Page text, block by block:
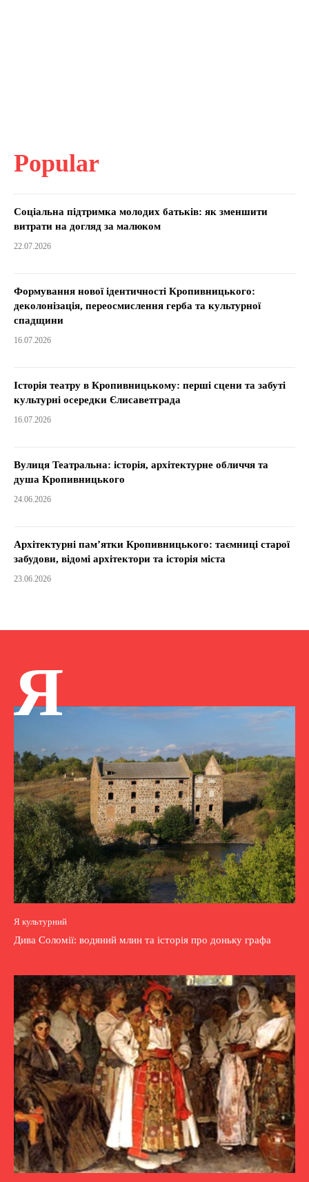
Popular
Соціальна підтримка молодих батьків: як зменшити
витрати на догляд за малюком
22.07.2026
Формування нової ідентичності Кропивницького:
деколонізація, переосмислення герба та культурної
спадщини
16.07.2026
Історія театру в Кропивницькому: перші сцени та забуті
культурні осередки Єлисаветграда
16.07.2026
Вулиця Театральна: історія, архітектурне обличчя та
душа Кропивницького
24.06.2026
Архітектурні пам’ятки Кропивницького: таємниці старої
забудови, відомі архітектори та історія міста
23.06.2026
Я
Я культурний
Дива Соломії: водяний млин та історія про доньку графа